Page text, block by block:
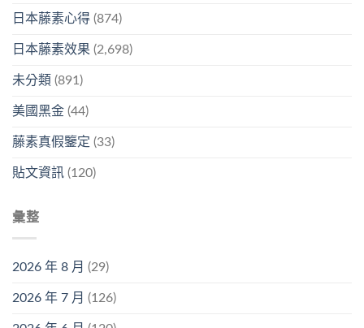
日本藤素心得 (874)
日本藤素效果 (2,698)
未分類 (891)
美國黑金 (44)
藤素真假鑒定 (33)
貼文資訊 (120)
彙整
2026 年 8 月 (29)
2026 年 7 月 (126)